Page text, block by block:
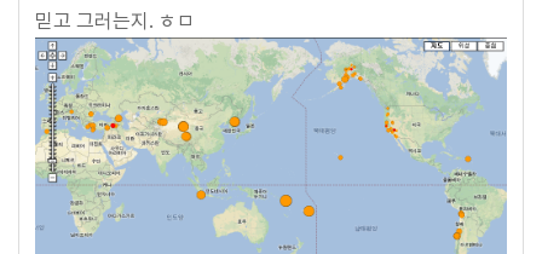
믿고 그러는지. ㅎㅁ